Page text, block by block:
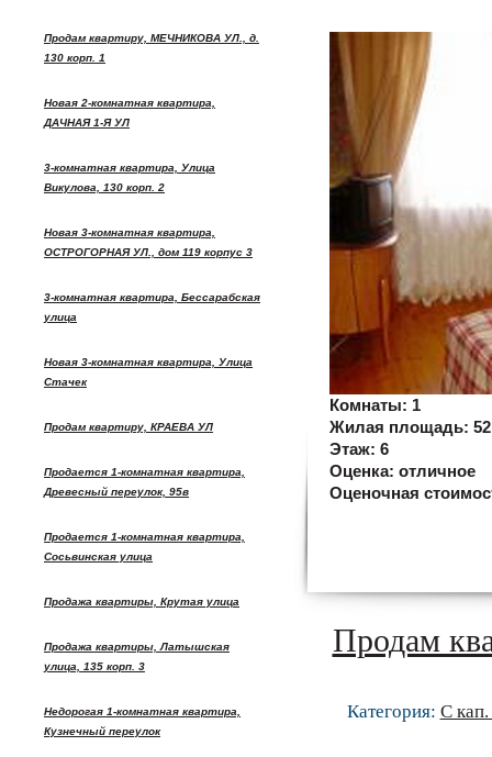
Продам квартиру, МЕЧНИКОВА УЛ., д.
130 корп. 1
Новая 2-комнатная квартира,
ДАЧНАЯ 1-Я УЛ
3-комнатная квартира, Улица
Викулова, 130 корп. 2
Новая 3-комнатная квартира,
ОСТРОГОРНАЯ УЛ., дом 119 корпус 3
3-комнатная квартира, Бессарабская
улица
Новая 3-комнатная квартира, Улица
Стачек
Продам квартиру, КРАЕВА УЛ
Продается 1-комнатная квартира,
Древесный переулок, 95в
Продается 1-комнатная квартира,
Сосьвинская улица
Продажа квартиры, Крутая улица
Продажа квартиры, Латышская
улица, 135 корп. 3
Недорогая 1-комнатная квартира,
Кузнечный переулок
Комнаты: 1
Жилая площадь:
Этаж: 6
Оценка: отличное
Оценочная
Продам
Категория: С